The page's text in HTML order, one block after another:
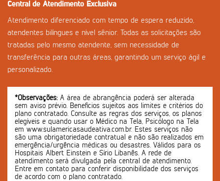
Central de Atendimento Exclusiva
Atendimento diferenciado com tempo de espera reduzido,
atendentes bilíngues e nível sênior. Todas as solicitações são
tratadas pelo mesmo atendente, sem necessidade de
transferência para outras áreas, garantindo um serviço ágil e
personalizado.
*Observações:A área de abrangência poderá ser alterada
sem aviso prévio. Benefícios sujeitos aos limites e critérios do
plano contratado. Consulte as regras dos serviços, os planos
elegíveis e quando usar o Médico na Tela, Psicólogo na Tela
em www.sulamericasaudeativa.com.br. Estes serviços não
são uma obrigatoriedade contratual e não são realizados em
emergência/urgência médicas ou desastres. Válidos para os
Hospitais Albert Einstein e Sírio Libanês. A rede de
atendimento será divulgada pela central de atendimento.
Entre em contato para conferir disponibilidade dos serviços
de acordo com o plano contratado.